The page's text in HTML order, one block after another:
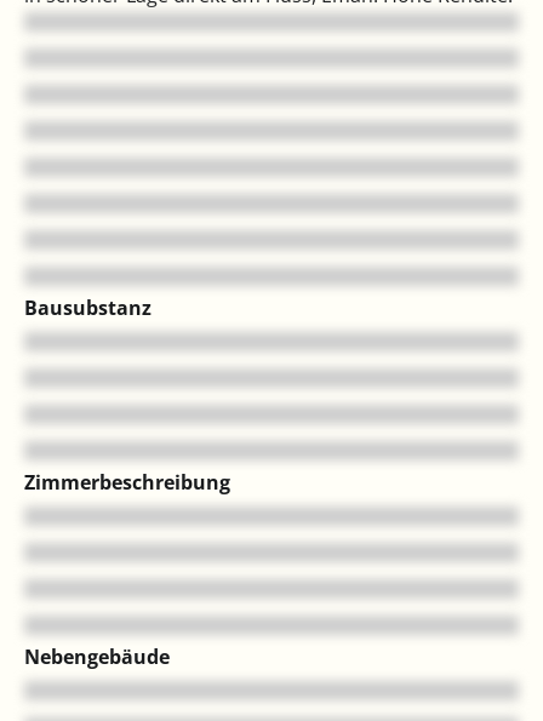
Bausubstanz
Zimmerbeschreibung
Nebengebäude